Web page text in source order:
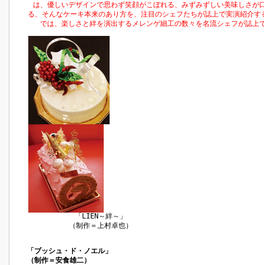
は、優しいデザインで思わず笑顔がこぼれる、みずみずしい美味しさが
る、そんなケーキ本来のあり方を、注目のシェフたちが誌上で実演紹介す
では、楽しさと絆を演出するメレンゲ細工の数々を名流シェフが誌上
「LIEN～絆～」
（制作＝上村卓也）
「ブッシュ・ド・ノエル」
（制作＝安食雄二）